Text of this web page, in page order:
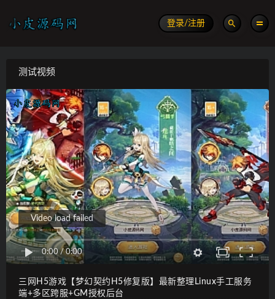
登录/注册
测试视频
0:00 /0:00
Video load failed
三网H5游戏【梦幻契约H5修复版】最新整理Linux手工服务
端+多区跨服+GM授权后台